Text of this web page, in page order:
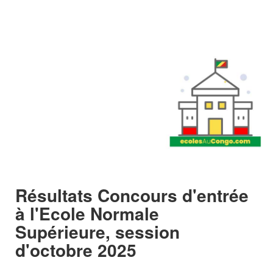
Résultats Concours d'entrée
à l'Ecole Normale
Supérieure, session
d'octobre 2025